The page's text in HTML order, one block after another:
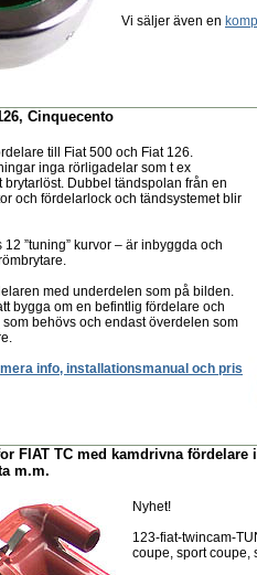
Vi säljer även en
Cinquecento
till Fiat 500 och Fiat 126.
inga rörligadelar som t ex
Dubbel tändspolan från en
och fördelarlock och tändsystemet blir
”tuning” kurvor – är inbyggda och
med underdelen som på bilden.
bygga om en befintlig fördelare och
som behövs och endast överdelen som
mera info, installationsmanual och pris
FIAT TC med kamdrivna fördelare
m.m.
Nyhet!
123-fiat-twincam-
coupe, sport coupe,